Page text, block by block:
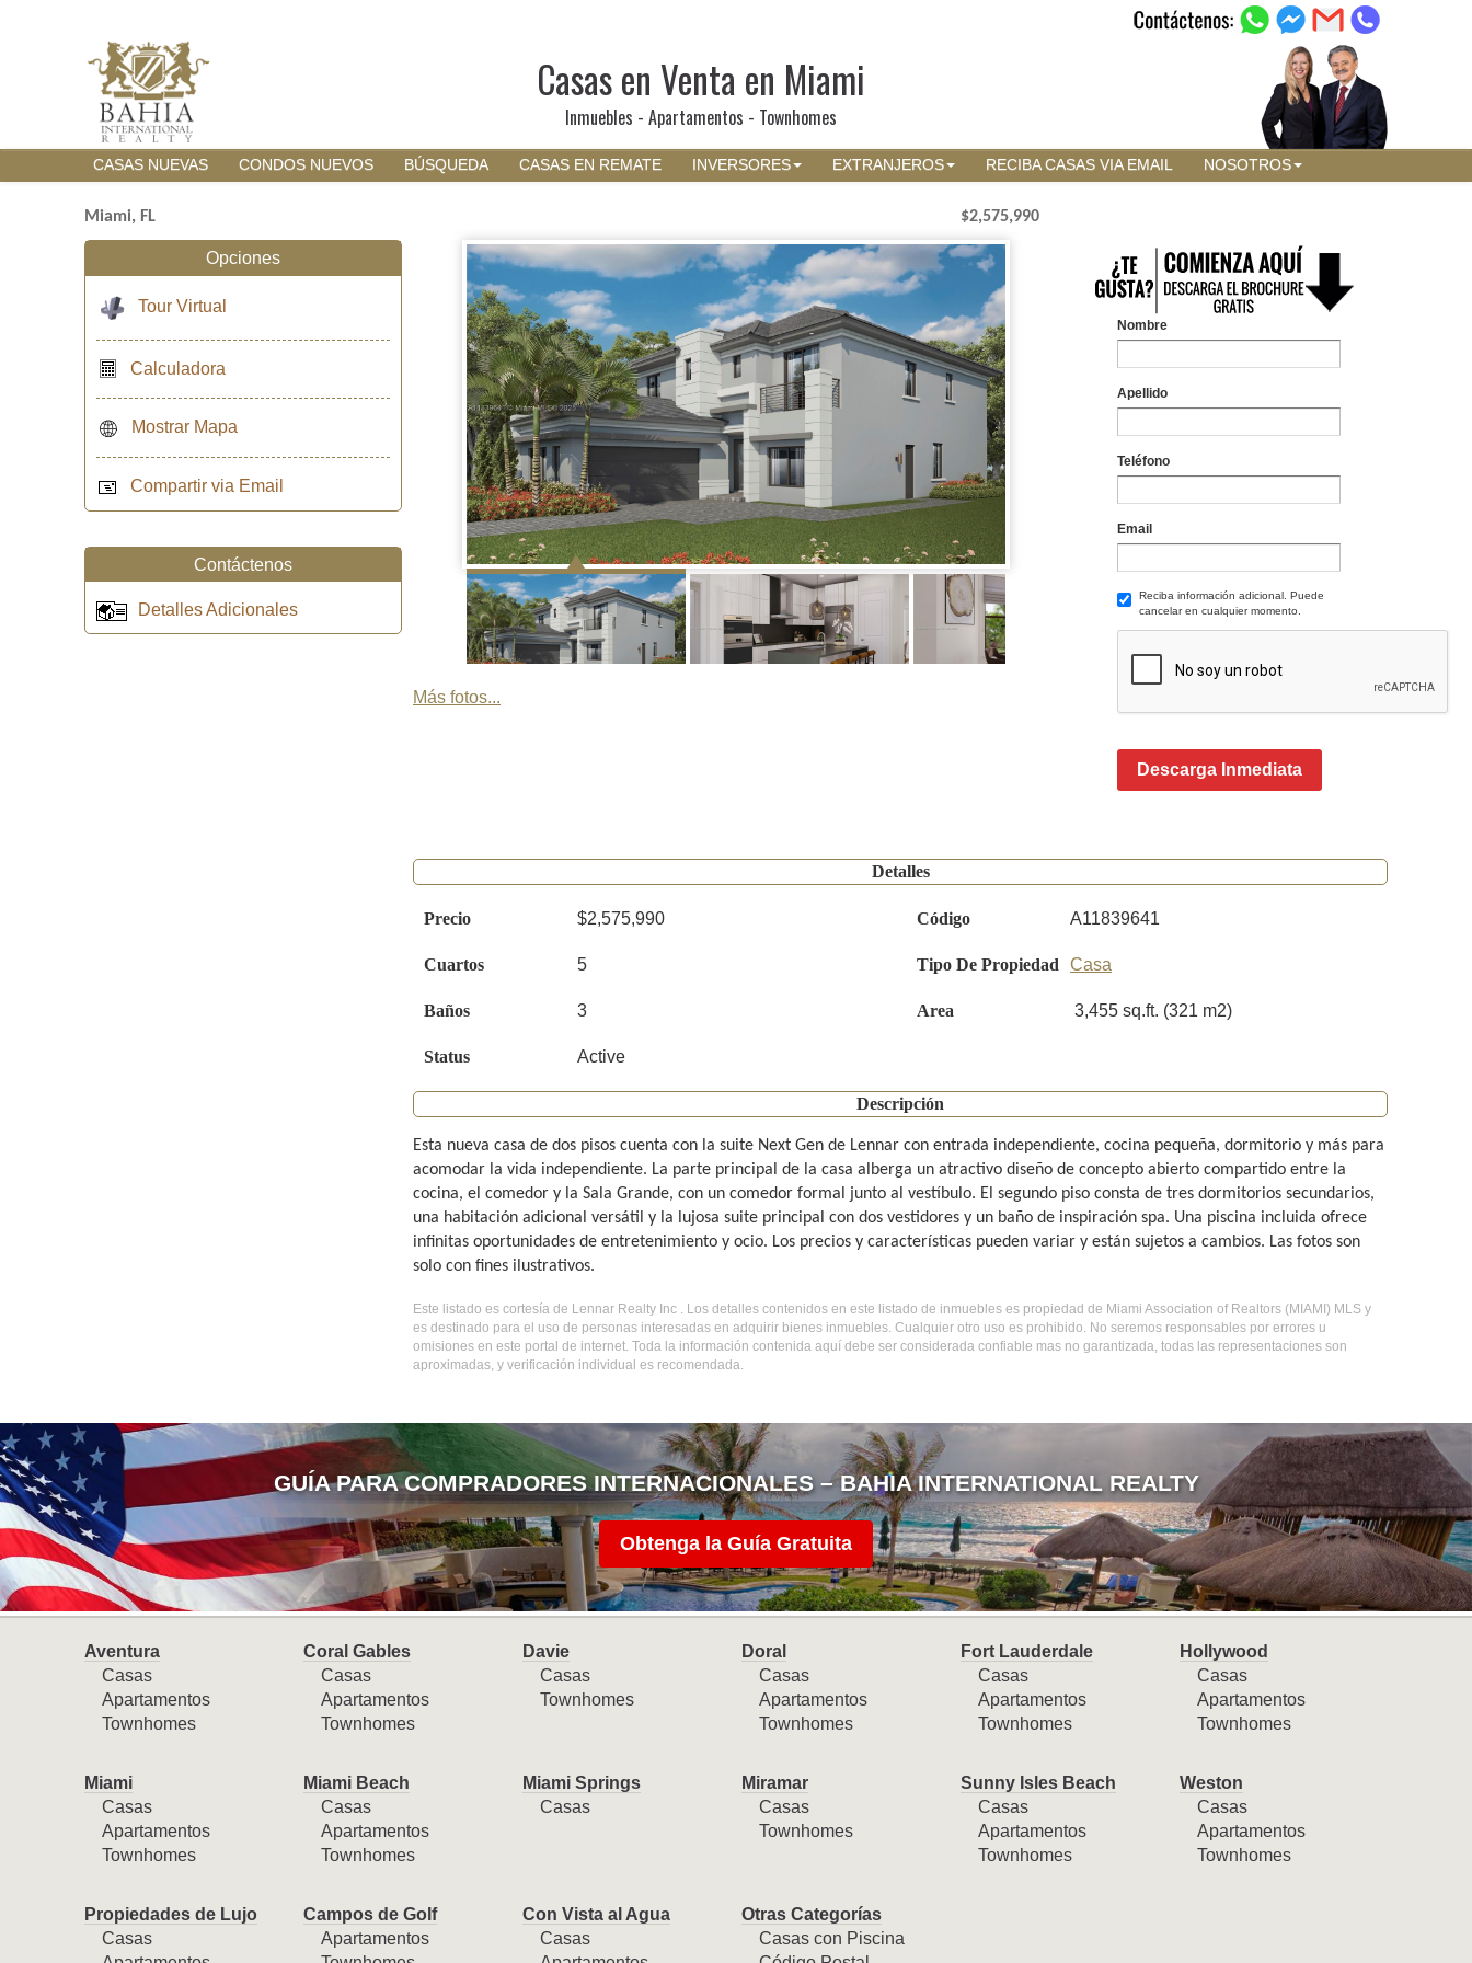
Casas en Venta en Miami
Inmuebles - Apartamentos - Townhomes
CASAS NUEVAS CONDOS NUEVOS BÚSQUEDA CASAS EN REMATE INVERSORES EXTRANJEROS RECIBA CASAS VIA EMAIL NOSOTROS
Miami, FL $2,575,990
Más fotos...
Nombre
Apellido
Teléfono
Email
Reciba información adicional. Puede
cancelar en cualquier momento.
Descarga Inmediata
Detalles
Precio $2,575,990 Código A11839641
Cuartos 5 Tipo De Propiedad Casa
Baños 3 Area 3,455 sq.ft. (321 m2)
Status Active
Descripción
Esta nueva casa de dos pisos cuenta con la suite Next Gen de Lennar con entrada independiente, cocina pequeña, dormitorio y más para
acomodar la vida independiente. La parte principal de la casa alberga un atractivo diseño de concepto abierto compartido entre la
cocina, el comedor y la Sala Grande, con un comedor formal junto al vestíbulo. El segundo piso consta de tres dormitorios secundarios,
una habitación adicional versátil y la lujosa suite principal con dos vestidores y un baño de inspiración spa. Una piscina incluida ofrece
infinitas oportunidades de entretenimiento y ocio. Los precios y características pueden variar y están sujetos a cambios. Las fotos son
solo con fines ilustrativos.
Este listado es cortesía de Lennar Realty Inc . Los detalles contenidos en este listado de inmuebles es propiedad de Miami Association of Realtors (MIAMI) MLS y
es destinado para el uso de personas interesadas en adquirir bienes inmuebles. Cualquier otro uso es prohibido. No seremos responsables por errores u
omisiones en este portal de internet. Toda la información contenida aquí debe ser considerada confiable mas no garantizada, todas las representaciones son
aproximadas, y verificación individual es recomendada.
Opciones
Tour Virtual
Calculadora
Mostrar Mapa
Compartir via Email
Contáctenos
Detalles Adicionales
GUÍA PARA COMPRADORES INTERNACIONALES – BAHIA INTERNATIONAL REALTY
Obtenga la Guía Gratuita
Aventura
Casas
Apartamentos
Townhomes
Coral Gables
Casas
Apartamentos
Townhomes
Davie
Casas
Townhomes
Doral
Casas
Apartamentos
Townhomes
Fort Lauderdale
Casas
Apartamentos
Townhomes
Hollywood
Casas
Apartamentos
Townhomes
Miami
Casas
Apartamentos
Townhomes
Miami Beach
Casas
Apartamentos
Townhomes
Miami Springs
Casas
Miramar
Casas
Townhomes
Sunny Isles Beach
Casas
Apartamentos
Townhomes
Weston
Casas
Apartamentos
Townhomes
Propiedades de Lujo
Casas
Campos de Golf
Apartamentos
Con Vista al Agua
Casas
Otras Categorías
Casas con Piscina